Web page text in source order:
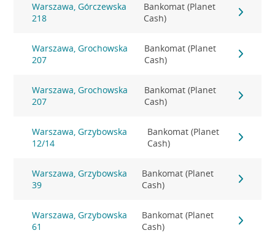
Warszawa, Górczewska
218
Bankomat (Planet
Cash)
Warszawa, Grochowska
207
Bankomat (Planet
Cash)
Warszawa, Grochowska
207
Bankomat (Planet
Cash)
Warszawa, Grzybowska
12/14
Bankomat (Planet
Cash)
Warszawa, Grzybowska
39
Bankomat (Planet
Cash)
Warszawa, Grzybowska
61
Bankomat (Planet
Cash)